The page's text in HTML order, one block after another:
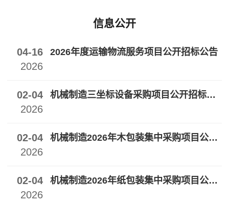
信息公开
04-16
2026
2026年度运输物流服务项目公开招标公告
02-04
2026
机械制造三坐标设备采购项目公开招标公告
02-04
2026
机械制造2026年木包装集中采购项目公开招标公告
02-04
2026
机械制造2026年纸包装集中采购项目公开招标公告